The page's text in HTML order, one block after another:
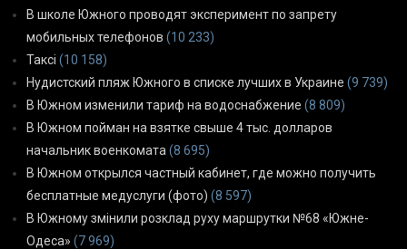
В школе Южного проводят эксперимент по запрету
мобильных телефонов (10 233)
Таксі (10 158)
Нудистский пляж Южного в списке лучших в Украине (9 739)
В Южном изменили тариф на водоснабжение (8 809)
В Южном пойман на взятке свыше 4 тыс. долларов
начальник военкомата (8 695)
В Южном открылся частный кабинет, где можно получить
бесплатные медуслуги (фото) (8 597)
В Южному змінили розклад руху маршрутки №68 «Южне-
Одеса» (7 969)